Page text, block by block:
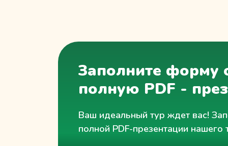
Заполните форму
полную PDF -
Ваш идеальный тур ждет вас!
полной PDF-презентации нашего